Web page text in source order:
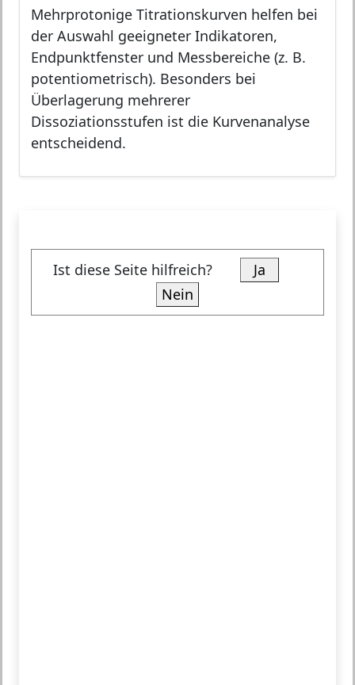
Mehrprotonige Titrationskurven helfen bei
der Auswahl geeigneter Indikatoren,
Endpunktfenster und Messbereiche (z. B.
potentiometrisch). Besonders bei
Überlagerung mehrerer
Dissoziationsstufen ist die Kurvenanalyse
entscheidend.
Ist diese Seite hilfreich?
Ja
Nein